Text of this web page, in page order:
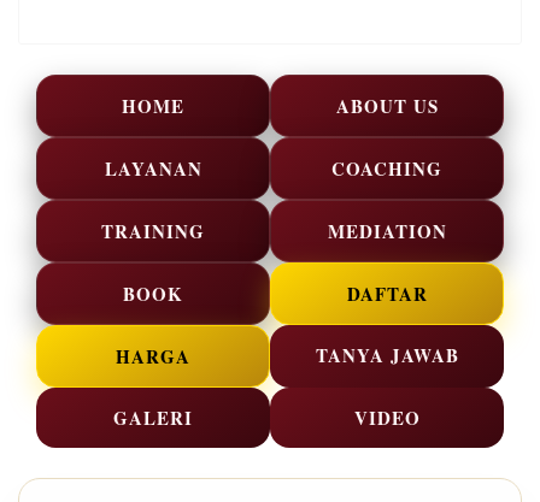
HOME ABOUT US
LAYANAN COACHING
TRAINING MEDIATION
BOOK DAFTAR
HARGA TANYA JAWAB
GALERI VIDEO